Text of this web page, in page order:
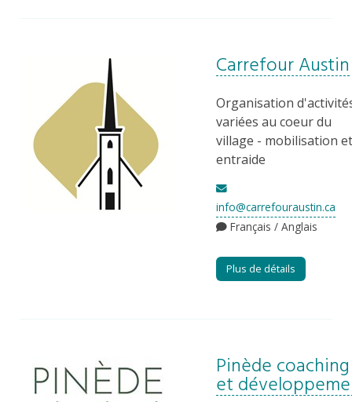
Carrefour Austin
Organisation
variées au coeur du
village - mobilisation et
entraide
info@carrefouraustin.ca
Français / Anglais
Plus de détails
Pinède coaching
et